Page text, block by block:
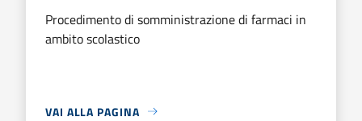
Procedimento di somministrazione di farmaci in
ambito scolastico
VAI ALLA PAGINA